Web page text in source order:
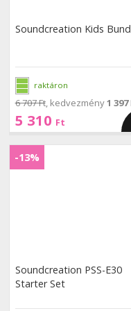
Soundcreation Kids
raktáron
6 707 Ft, kedvezmény1 397
5 310 Ft
Soundcreation
PSS-
PSS-
E30
Soundcreation PSS-E30
Starter Set
-13%